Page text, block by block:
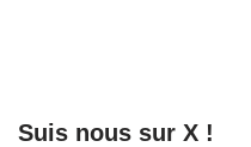
Suis nous sur X !